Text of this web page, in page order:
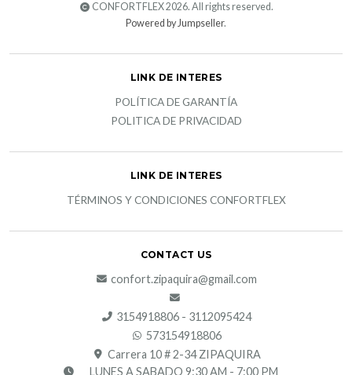
CONFORTFLEX 2026. All rights reserved.
Powered by Jumpseller.
LINK DE INTERES
POLÍTICA DE GARANTÍA
POLITICA DE PRIVACIDAD
LINK DE INTERES
TÉRMINOS Y CONDICIONES CONFORTFLEX
CONTACT US
confort.zipaquira@gmail.com
3154918806 - 3112095424
573154918806
Carrera 10 # 2-34 ZIPAQUIRA
LUNES A SABADO 9:30 AM - 7:00 PM